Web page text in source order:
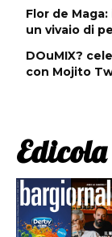
Flor de
un vivaio di
DOuMIX?
con Mojito
Edicola